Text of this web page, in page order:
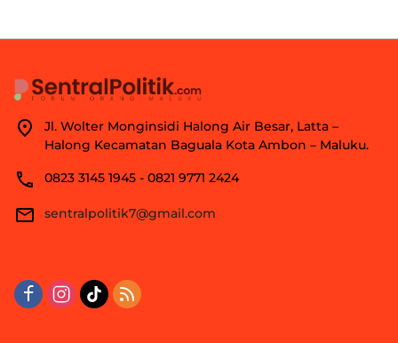
Jl. Wolter Monginsidi Halong Air Besar, Latta –
Halong Kecamatan Baguala Kota Ambon – Maluku.
0823 3145 1945 - 0821 9771 2424
sentralpolitik7@gmail.com